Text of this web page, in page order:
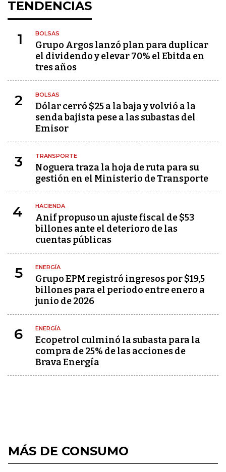
TENDENCIAS
1 BOLSAS
Grupo Argos lanzó plan para duplicar
el dividendo y elevar 70% el Ebitda en
tres años
2 BOLSAS
Dólar cerró $25 a la baja y volvió a la
senda bajista pese a las subastas del
Emisor
3 TRANSPORTE
Noguera traza la hoja de ruta para su
gestión en el Ministerio de Transporte
4 HACIENDA
Anif propuso un ajuste fiscal de $53
billones ante el deterioro de las
cuentas públicas
5 ENERGÍA
Grupo EPM registró ingresos por $19,5
billones para el periodo entre enero a
junio de 2026
6 ENERGÍA
Ecopetrol culminó la subasta para la
compra de 25% de las acciones de
Brava Energía
MÁS DE CONSUMO